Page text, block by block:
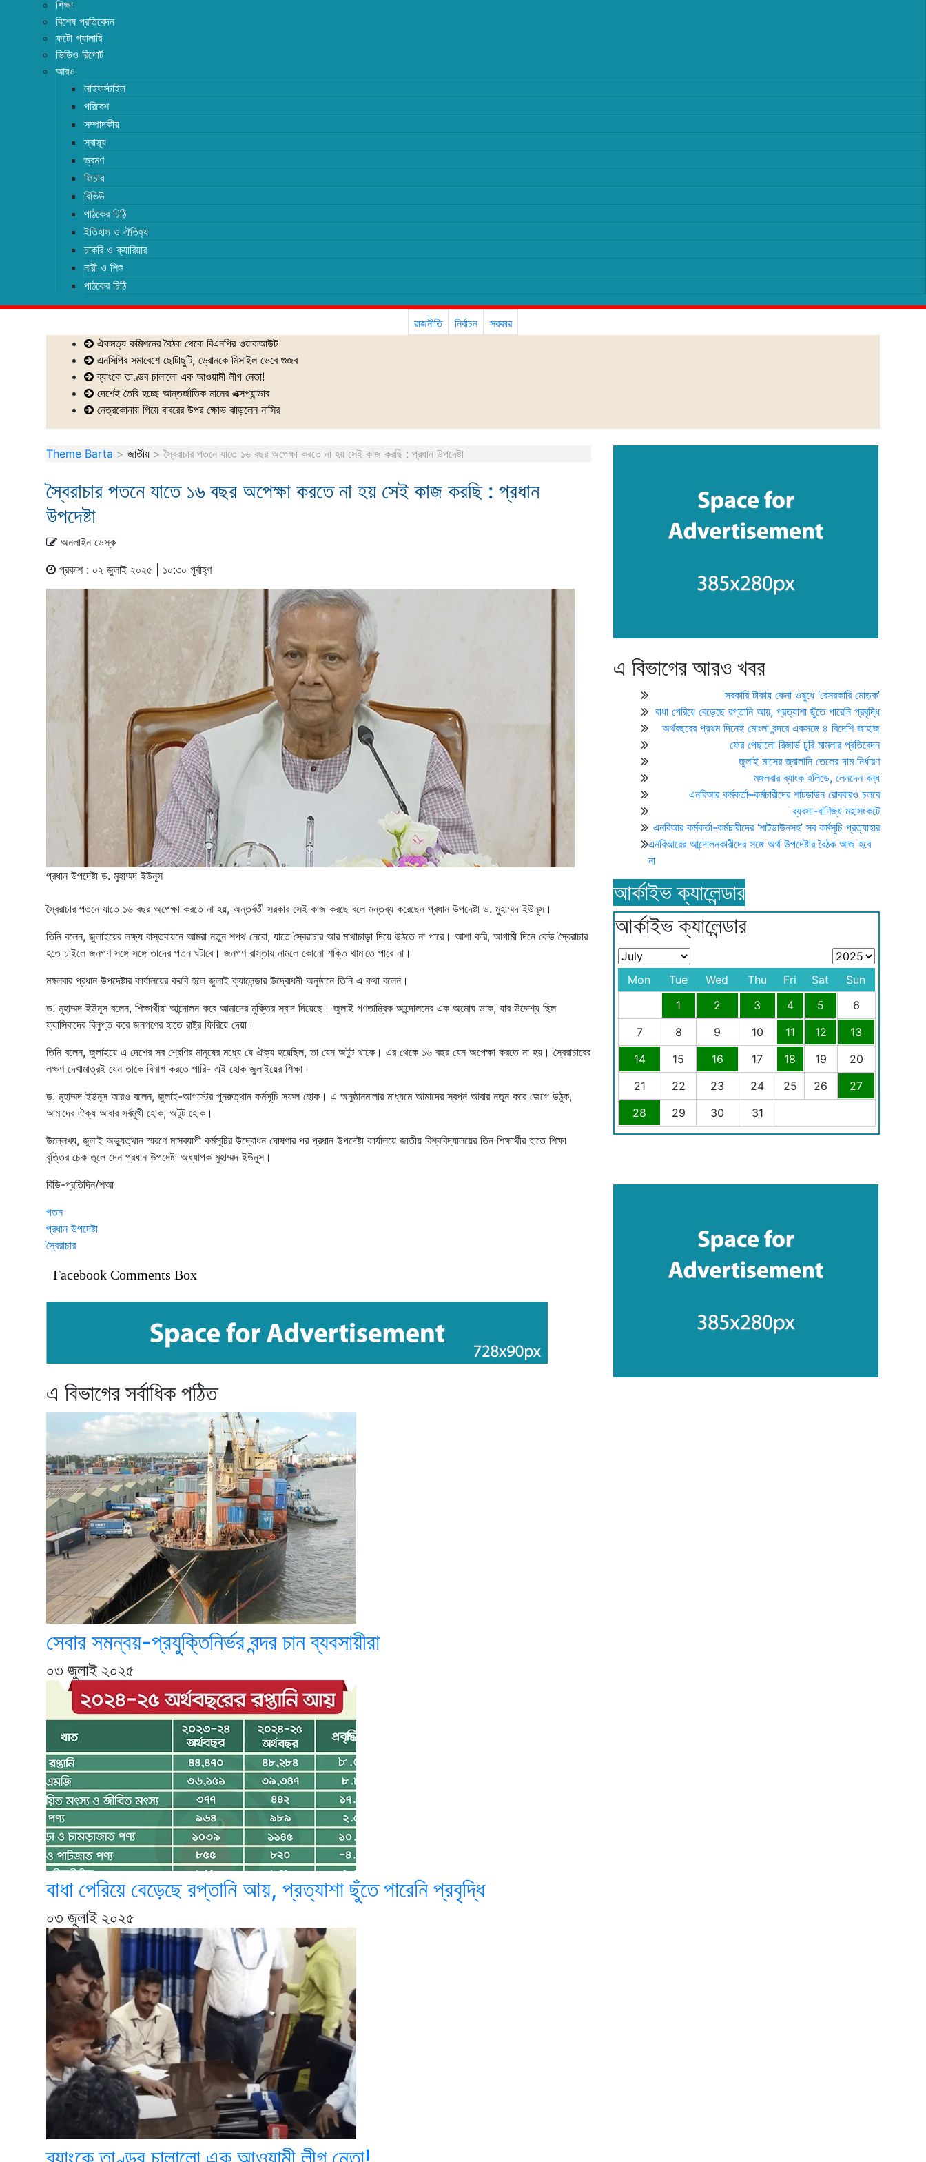
শিক্ষা
বিশেষ প্রতিবেদন
ফটো গ্যালারি
ভিডিও রিপোর্ট
আরও
লাইফস্টাইল
পরিবেশ
সম্পাদকীয়
স্বাস্থ্য
ভ্রমণ
ফিচার
রিভিউ
পাঠকের চিঠি
ইতিহাস ও ঐতিহ্য
চাকরি ও ক্যারিয়ার
নারী ও শিশু
পাঠকের চিঠি
রাজনীতি নির্বাচন
সরকার
ঐকমত্য কমিশনের বৈঠক থেকে বিএনপির ওয়াকআউট
এনসিপির সমাবেশে ছোটাছুটি, ড্রোনকে মিসাইল ভেবে গুজব
ব্যাংকে তাণ্ডব চালালো এক আওয়ামী লীগ নেতা!
দেশেই তৈরি হচ্ছে আন্তর্জাতিক মানের এক্সপ্যান্ডার
নেত্রকোনায় গিয়ে বাবরের উপর ক্ষোভ ঝাড়লেন নাসির
Theme Barta > জাতীয় >স্বৈরাচার পতনে যাতে ১৬ বছর অপেক্ষা করতে না হয় সেই কাজ করছি : প্রধান উপদেষ্টা
স্বৈরাচার পতনে যাতে ১৬ বছর অপেক্ষা করতে না হয় সেই কাজ করছি : প্রধান
উপদেষ্টা
অনলাইন ডেস্ক
প্রকাশ : ০২ জুলাই ২০২৫ | ১০:৩০ পূর্বাহ্ণ
প্রধান উপদেষ্টা ড. মুহাম্মদ ইউনূস
স্বৈরাচার পতনে যাতে ১৬ বছর অপেক্ষা করতে না হয়, অন্তর্বর্তী সরকার সেই কাজ করছে বলে মন্তব্য করেছেন প্রধান উপদেষ্টা ড. মুহাম্মদ ইউনূস।
তিনি বলেন, জুলাইয়ের লক্ষ্য বাস্তবায়নে আমরা নতুন শপথ নেবো, যাতে স্বৈরাচার আর মাথাচাড়া দিয়ে উঠতে না পারে। আশা করি, আগামী দিনে কেউ স্বৈরাচার
হতে চাইলে জনগণ সঙ্গে সঙ্গে তাদের পতন ঘটাবে। জনগণ রাস্তায় নামলে কোনো শক্তি থামাতে পারে না।
মঙ্গলবার প্রধান উপদেষ্টার কার্যালয়ের করবি হলে জুলাই ক্যালেন্ডার উদ্বোধনী অনুষ্ঠানে তিনি এ কথা বলেন।
ড. মুহাম্মদ ইউনূস বলেন, শিক্ষার্থীরা আন্দোলন করে আমাদের মুক্তির স্বাদ দিয়েছে। জুলাই গণতান্ত্রিক আন্দোলনের এক অমোঘ ডাক, যার উদ্দেশ্য ছিল
ফ্যাসিবাদের বিলুপ্ত করে জনগণের হাতে রাষ্ট্র ফিরিয়ে দেয়া।
তিনি বলেন, জুলাইয়ে এ দেশের সব শ্রেণির মানুষের মধ্যে যে ঐক্য হয়েছিল, তা যেন অটুট থাকে। এর থেকে ১৬ বছর যেন অপেক্ষা করতে না হয়। স্বৈরাচারের
লক্ষণ দেখামাত্রই যেন তাকে বিনাশ করতে পারি- এই হোক জুলাইয়ের শিক্ষা।
ড. মুহাম্মদ ইউনূস আরও বলেন, জুলাই-আগস্টের পুনরুত্থান কর্মসূচি সফল হোক। এ অনুষ্ঠানমালার মাধ্যমে আমাদের স্বপ্ন আবার নতুন করে জেগে উঠুক,
আমাদের ঐক্য আবার সর্বমুখী হোক, অটুট হোক।
উল্লেখ্য, জুলাই অভ‍্যুত্থান স্মরণে মাসব্যাপী কর্মসূচির উদ্বোধন ঘোষণার পর প্রধান উপদেষ্টা কার্যালয়ে জাতীয় বিশ্ববিদ্যালয়ের তিন শিক্ষার্থীর হাতে শিক্ষা
বৃত্তির চেক তুলে দেন প্রধান উপদেষ্টা অধ্যাপক মুহাম্মদ ইউনূস।
বিডি-প্রতিদিন/শআ
পতন
প্রধান উপদেষ্টা
স্বৈরাচার
Facebook Comments Box
এ বিভাগের সর্বাধিক পঠিত
সেবার সমন্বয়-প্রযুক্তিনির্ভর বন্দর চান ব্যবসায়ীরা
০৩ জুলাই ২০২৫
বাধা পেরিয়ে বেড়েছে রপ্তানি আয়, প্রত্যাশা ছুঁতে পারেনি প্রবৃদ্ধি
০৩ জুলাই ২০২৫
এ বিভাগের আরও খবর
সরকারি টাকায় কেনা ওষুধে ‘বেসরকারি মোড়ক’
বাধা পেরিয়ে বেড়েছে রপ্তানি আয়, প্রত্যাশা ছুঁতে পারেনি প্রবৃদ্ধি
অর্থবছরের প্রথম দিনেই মোংলা বন্দরে একসঙ্গে ৪ বিদেশি জাহাজ
ফের পেছালো রিজার্ভ চুরি মামলার প্রতিবেদন
জুলাই মাসের জ্বালানি তেলের দাম নির্ধারণ
মঙ্গলবার ব্যাংক হলিডে, লেনদেন বন্ধ
এনবিআর কর্মকর্তা–কর্মচারীদের শাটডাউন রোববারও চলবে
ব্যবসা-বাণিজ্য মহাসংকটে
এনবিআর কর্মকর্তা-কর্মচারীদের ‘শাটডাউনসহ’ সব কর্মসূচি প্রত্যাহার
এনবিআরের আন্দোলনকারীদের সঙ্গে অর্থ উপদেষ্টার বৈঠক আজ হবে
না
আর্কাইভ ক্যালেন্ডার
আর্কাইভ ক্যালেন্ডার
Mon Tue Wed Thu Fri Sat
Sun
1
2 3 4 5
6
7
8 9 10 11 12
13
14
15 16 17 18 19
20
21
22 23 24 25 26
27
28
29 30 31